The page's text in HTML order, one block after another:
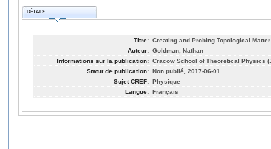
DÉTAILS
Titre: Creating and Probing Topological
Auteur: Goldman, Nathan
Informations sur la publication: Cracow School of Theoretical Physics
Statut de publication: Non publié, 2017-06-01
Sujet CREF: Physique
Langue: Français